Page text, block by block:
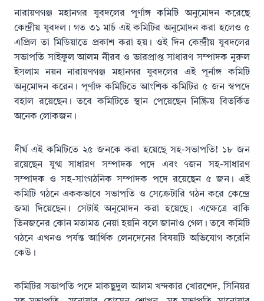
নারায়ণগঞ্জ মহানগর যুবদলের পূর্ণাঙ্গ কমিটি অনুমোদন করেছে
কেন্দ্রীয় যুবদল। গত ৩১ মার্চ এই কমিটির অনুমোদন করা হলেও ৫
এপ্রিল তা মিডিয়াতে প্রকাশ করা হয়। ওই দিন কেন্দ্রীয় যুবদলের
সভাপতি সাইফুল আলম নীরব ও ভারপ্রাপ্ত সাধারণ সম্পাদক নুরুল
ইসলাম নয়ন নারায়ণগঞ্জ মহানগর যুবদলের এই পূর্নাঙ্গ কমিটি
অনুমোদন করেন। পূর্ণাঙ্গ কমিটিতে আংশিক কমিটির ৫ জন স্বপদে
বহাল রয়েছেন। তবে কমিটিতে স্থান পেয়েছেন নিষ্ক্রিয় বিতর্কিত
অনেক লোকজন।
দীর্ঘ এই কমিটিতে ২৫ জনকে করা হয়েছে সহ-সভাপতি! ১৮ জন
রয়েছেন যুগ্ম সাধারণ সম্পাদক পদে এবং ৭জন সহ-সাধারণ
সম্পাদক ও সহ-সাংগঠনিক সম্পাদক পদে রয়েছেন ৫ জন। এই
কমিটি গঠনে এককভাবে সভাপতি ও সেক্রেটারি গঠন করে কেন্দ্রে
জমা দিয়েছেন। সেটাই অনুমোদন করা হয়েছে। এক্ষেত্রে বাকি
তিনজনের কোন মতামত নেয়া হয়নি বলে জানাও গেল। তবে কমিটি
গঠনে এখনও পর্যন্ত আর্থিক লেনদেনের বিষয়টি অভিযোগ করেনি
কেউ।
কমিটির সভাপতি পদে মাকছুদুল আলম খন্দকার খোরশেদ, সিনিয়র